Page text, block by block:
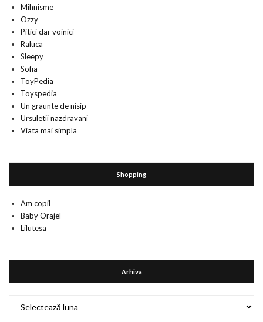
Mihnisme
Ozzy
Pitici dar voinici
Raluca
Sleepy
Sofia
ToyPedia
Toyspedia
Un graunte de nisip
Ursuletii nazdravani
Viata mai simpla
Shopping
Am copil
Baby Orajel
Lilutesa
Arhiva